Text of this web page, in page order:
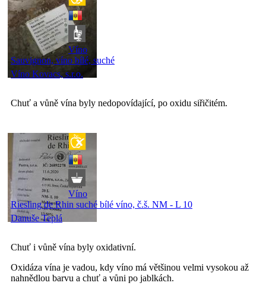
Víno
Sauvignon, víno bílé, suché
Víno Kovacs, s.r.o.
Chuť a vůně vína byly nedopovídající, po oxidu siřičitém.
Víno
Riesling de Rhin suché bílé víno, č.š. NM - L 10
Danuše Teplá
Chuť i vůně vína byly oxidativní.
Oxidáza vína je vadou, kdy víno má většinou velmi vysokou až
nahnědlou barvu a chuť a vůni po jablkách.